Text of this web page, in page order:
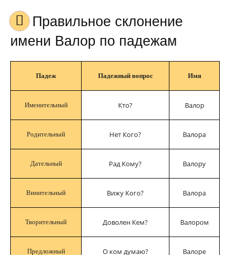
Правильное склонение
имени Валор по падежам
Падеж Падежный вопрос Имя
Именительный Кто? Валор
Родительный Нет Кого? Валора
Дательный Рад Кому? Валору
Винительный Вижу Кого? Валора
Творительный Доволен Кем? Валором
Предложный О ком думаю? Валоре